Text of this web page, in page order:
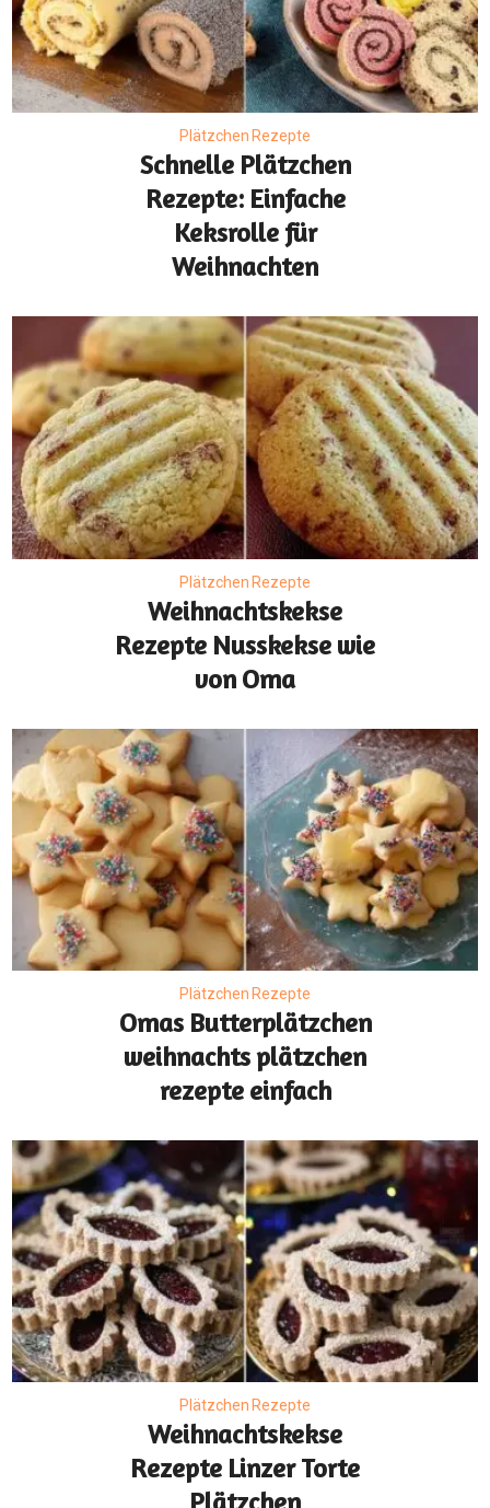
Plätzchen Rezepte
Schnelle Plätzchen
Rezepte: Einfache
Keksrolle für
Weihnachten
Plätzchen Rezepte
Weihnachtskekse
Rezepte Nusskekse wie
von Oma
Plätzchen Rezepte
Omas Butterplätzchen
weihnachts plätzchen
rezepte einfach
Plätzchen Rezepte
Weihnachtskekse
Rezepte Linzer Torte